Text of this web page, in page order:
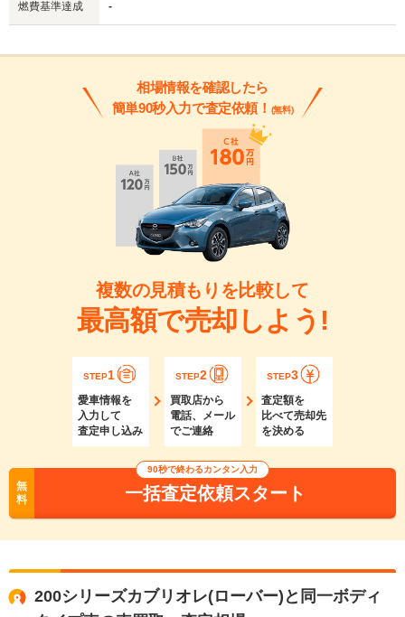
燃費基準達成 -
相場情報を確認したら
簡単90秒入力で査定依頼！ (無料)
複数の見積もりを比較して
最高額で売却しよう!
STEP1
愛車情報を
入力して
査定申し込み
STEP2
買取店から
電話、メール
でご連絡
STEP3
査定額を
比べて売却先
を決める
無
料
90秒で終わるカンタン入力
一括査定依頼スタート
200シリーズカブリオレ(ローバー)と同一ボディ